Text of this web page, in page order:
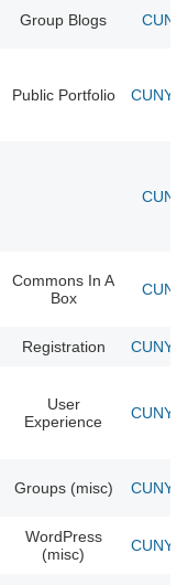
Group Blogs
Public Portfolio CUNY
Commons In A
Box
Registration CUNY
User
Experience
CUNY
Groups (misc) CUNY
WordPress
(misc)
CUNY